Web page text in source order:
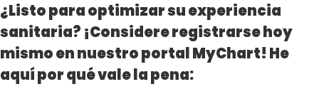
¿Listo para optimizar su experiencia
sanitaria? ¡Considere registrarse hoy
mismo en nuestro portal MyChart! He
aquí por qué vale la pena: